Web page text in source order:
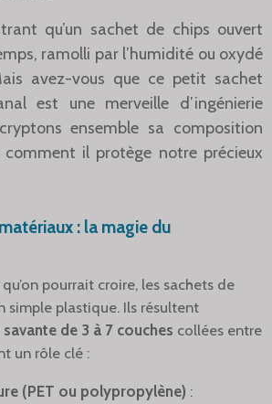
qu’un sachet de chips ouvert
ramolli par l’humidité ou oxydé
avez-vous que ce petit sachet
est une merveille d’ingénierie
ensemble sa composition
comment il protège notre précieux
: la magie du
pourrait croire, les sachets de
simple plastique. Ils résultent
de 3 à 7 couches collées entre
un rôle clé :
(PET ou polypropylène) :